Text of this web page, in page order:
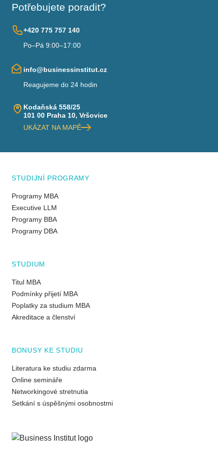
Potřebujete poradit?
+420 775 757 140
Po–Pá 9:00–17:00
info@businessinstitut.cz
Reagujeme do 24 hodin
Kodaňská 558/25
101 00 Praha 10, Vršovice
UKÁZAT NA MAPĚ
STUDIJNÍ PROGRAMY
Programy MBA
Executive LLM
Programy BBA
Programy DBA
STUDIUM
Titul MBA
Podmínky přijetí MBA
Poplatky za studium MBA
Akreditace a členství
BONUSY KE STUDIU
Literatura ke studiu zdarma
Online semináře
Networkingové stretnutia
Setkání s úspěšnými osobnostmi